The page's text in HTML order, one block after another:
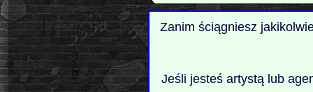
Zanim ściągniesz
Jeśli jesteś artystą lub